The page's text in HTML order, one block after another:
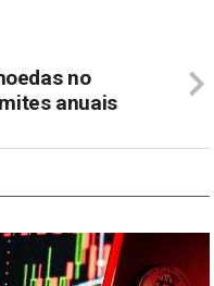
no
anuais